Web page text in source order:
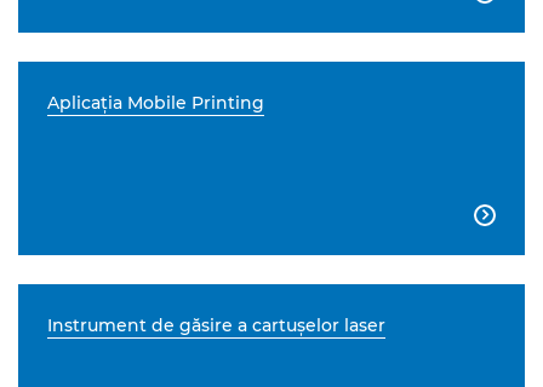
Aplicaţia Mobile Printing

Instrument de găsire a cartuşelor laser